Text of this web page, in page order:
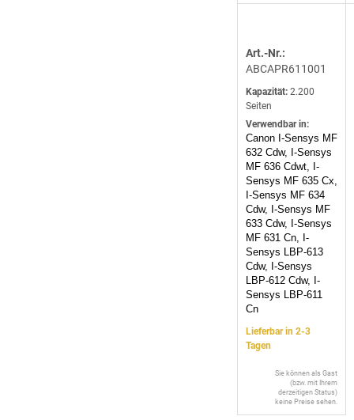
Art.-Nr.:
ABCAPR611001
Kapazität: 2.200
Seiten
Verwendbar in:
Canon I-Sensys MF
632 Cdw, I-Sensys
MF 636 Cdwt, I-
Sensys MF 635 Cx,
I-Sensys MF 634
Cdw, I-Sensys MF
633 Cdw, I-Sensys
MF 631 Cn, I-
Sensys LBP-613
Cdw, I-Sensys
LBP-612 Cdw, I-
Sensys LBP-611
Cn
Lieferbar in 2-3
Tagen
Sie können als Gast
(bzw. mit Ihrem
derzeitigen Status)
keine Preise sehen.